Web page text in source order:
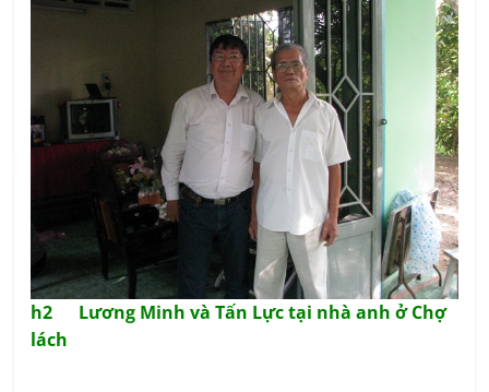
h2 Lương Minh và Tấn Lực tại nhà anh ở Chợ
lách